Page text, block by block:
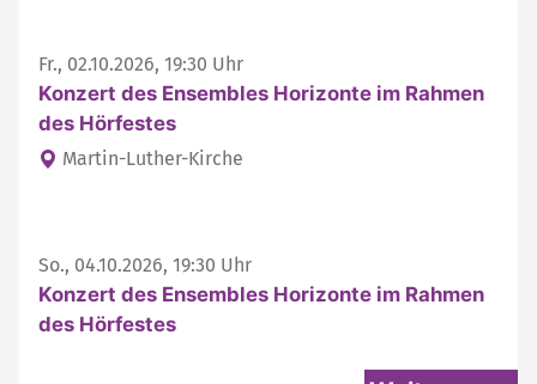
Fr., 02.10.2026, 19:30 Uhr
Konzert des Ensembles Horizonte im Rahmen
des Hörfestes
Martin-Luther-Kirche
So., 04.10.2026, 19:30 Uhr
Konzert des Ensembles Horizonte im Rahmen
des Hörfestes